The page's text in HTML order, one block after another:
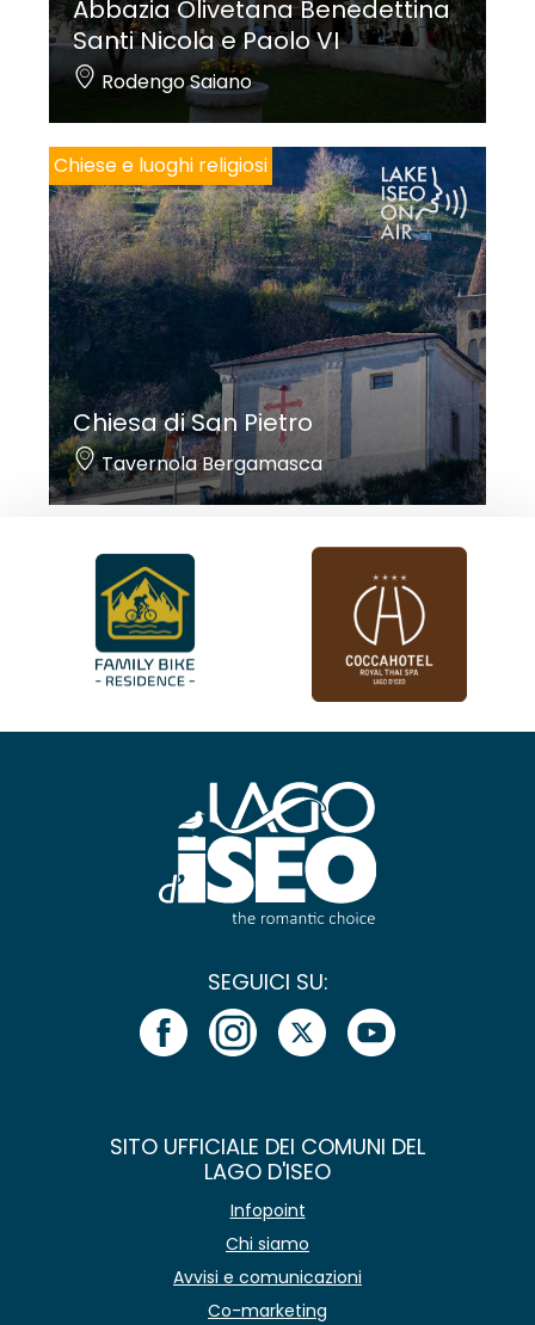
Abbazia Olivetana Benedettina
Santi Nicola e Paolo VI
Rodengo Saiano
Chiese e luoghi religiosi
Chiesa di San Pietro
Tavernola Bergamasca
SEGUICI SU:
SITO UFFICIALE DEI COMUNI DEL
LAGO D'ISEO
Infopoint
Chi siamo
Avvisi e comunicazioni
Co-marketing